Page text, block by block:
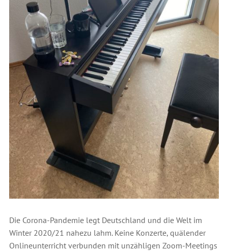
Die Corona-Pandemie legt Deutschland und die Welt im
Winter 2020/21 nahezu lahm. Keine Konzerte, quälender
Onlineunterricht verbunden mit unzähligen Zoom-Meetings